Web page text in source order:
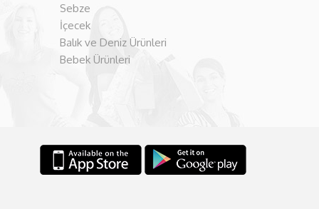
Sebze
İçecek
Balık ve Deniz Ürünleri
Bebek Ürünleri